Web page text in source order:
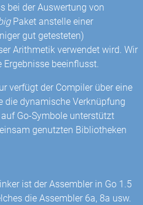
bei der Auswertung von
Paket anstelle einer
gut getesteten)
Arithmetik verwendet wird. Wir
beeinflusst.
verfügt der Compiler über eine
die dynamische Verknüpfung
Go-Symbole unterstützt
genutzten Bibliotheken
ist der Assembler in Go 1.5
die Assembler 6a, 8a usw.